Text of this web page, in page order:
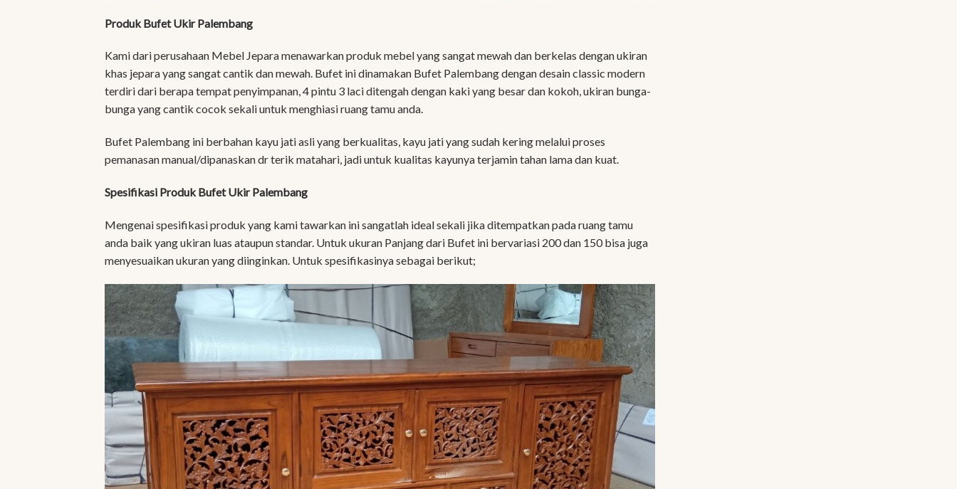
Produk Bufet Ukir Palembang
Kami dari perusahaan Mebel Jepara menawarkan produk mebel yang sangat mewah dan berkelas dengan ukiran
khas jepara yang sangat cantik dan mewah. Bufet ini dinamakan Bufet Palembang dengan desain classic modern
terdiri dari berapa tempat penyimpanan, 4 pintu 3 laci ditengah dengan kaki yang besar dan kokoh, ukiran bunga-
bunga yang cantik cocok sekali untuk menghiasi ruang tamu anda.
Bufet Palembang ini berbahan kayu jati asli yang berkualitas, kayu jati yang sudah kering melalui proses
pemanasan manual/dipanaskan dr terik matahari, jadi untuk kualitas kayunya terjamin tahan lama dan kuat.
Spesifikasi Produk Bufet Ukir Palembang
Mengenai spesifikasi produk yang kami tawarkan ini sangatlah ideal sekali jika ditempatkan pada ruang tamu
anda baik yang ukiran luas ataupun standar. Untuk ukuran Panjang dari Bufet ini bervariasi 200 dan 150 bisa juga
menyesuaikan ukuran yang diinginkan. Untuk spesifikasinya sebagai berikut;